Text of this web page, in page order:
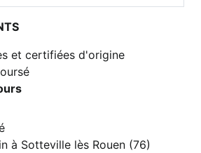
et certifiées d'origine
à Sotteville lès Rouen (76)